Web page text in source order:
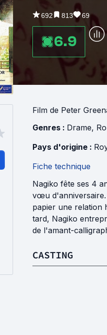
692 813 69
6.9
Film de Peter
Genres : Drame,
Pays d'origine :
Fiche technique
Nagiko fête ses 4
vœu d'anniversaire.
papier une relation
tard, Nagiko
de l'amant-
CASTING